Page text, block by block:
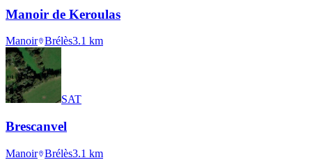
Manoir de Keroulas
Manoir Brélès3.1 km
SAT
Brescanvel
Manoir Brélès3.1 km